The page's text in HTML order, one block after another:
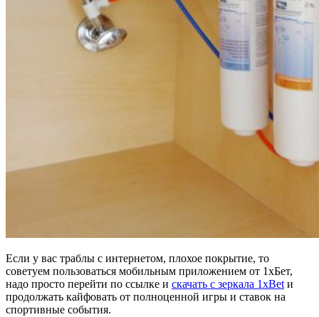
Если у вас траблы с интернетом, плохое покрытие, то
советуем пользоваться мобильным приложением от 1хБет,
надо просто перейти по ссылке и скачать с зеркала 1xBet и
продолжать кайфовать от полноценной игры и ставок на
спортивные события.